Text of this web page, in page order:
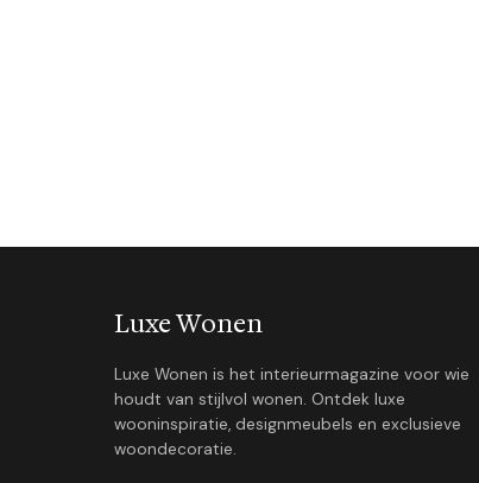
Luxe Wonen
Luxe Wonen is het interieurmagazine voor wie
houdt van stijlvol wonen. Ontdek luxe
wooninspiratie, designmeubels en exclusieve
woondecoratie.